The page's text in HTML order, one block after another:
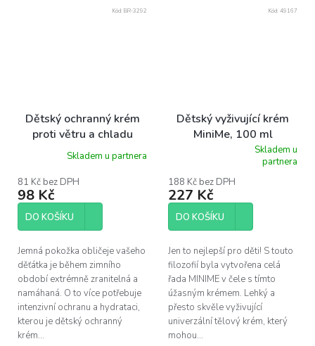
Dětský ochranný krém
proti větru a chladu
Bebble 50 ml
Skladem u partnera
81 Kč bez DPH
98 Kč
DO KOŠÍKU
Jemná pokožka obličeje vašeho
děťátka je během zimního
období extrémně zranitelná a
namáhaná. O to více potřebuje
intenzivní ochranu a hydrataci,
kterou je dětský ochranný
krém...
Kód: BR-3292
Dětský vyživující krém
MiniMe, 100 ml
produktu
je
5,0
5
Skladem u
partnera
188 Kč bez DPH
227 Kč
DO KOŠÍKU
Jen to nejlepší pro děti! S touto
filozofií byla vytvořena celá
řada MINIME v čele s tímto
úžasným krémem. Lehký a
přesto skvěle vyživující
univerzální tělový krém, který
mohou...
Kód: 49167